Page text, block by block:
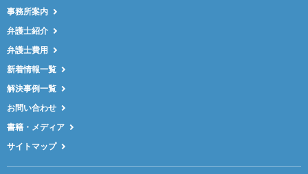
事務所案内
弁護士紹介
弁護士費用
新着情報一覧
解決事例一覧
お問い合わせ
書籍・メディア
サイトマップ